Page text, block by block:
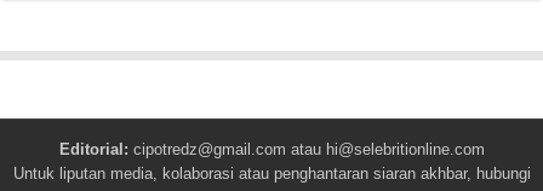
Editorial: cipotredz@gmail.com atau hi@selebritionline.com
Untuk liputan media, kolaborasi atau penghantaran siaran akhbar, hubungi